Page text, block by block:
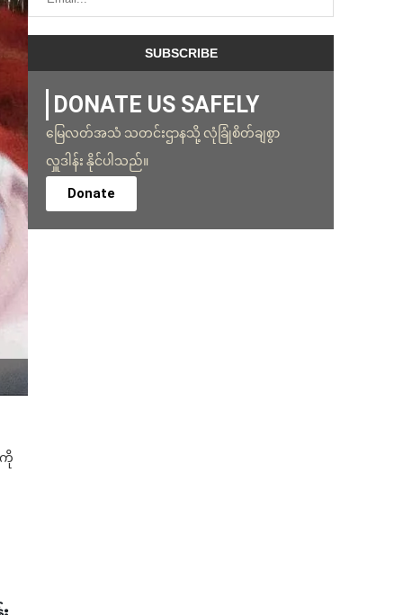
ကို
DONATE US SAFELY
မြေလတ်အသံ သတင်းဌာနသို့ လုံခြုံစိတ်ချစွာ
လှူဒါန်း နိုင်ပါသည်။
Donate